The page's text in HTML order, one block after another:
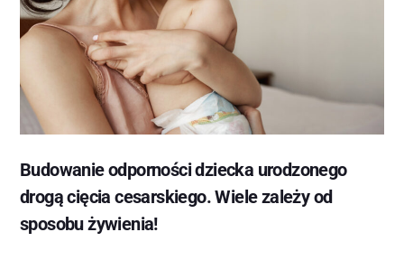
Budowanie odporności dziecka urodzonego
drogą cięcia cesarskiego. Wiele zależy od
sposobu żywienia!